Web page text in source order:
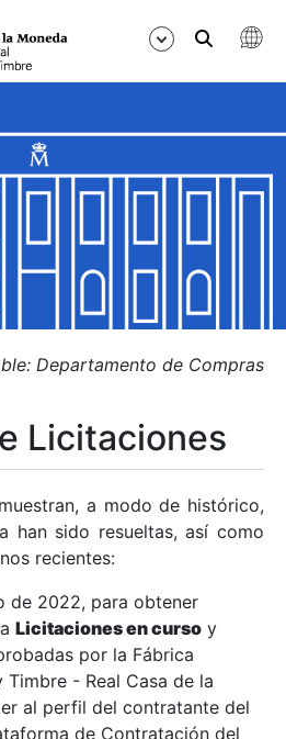
Departamento de Compras
Licitaciones
a modo de histórico,
han sido resueltas, así como
recientes:
de 2022, para obtener
Licitaciones en curso y
por la Fábrica
- Real Casa de la
al perfil del contratante del
de Contratación del